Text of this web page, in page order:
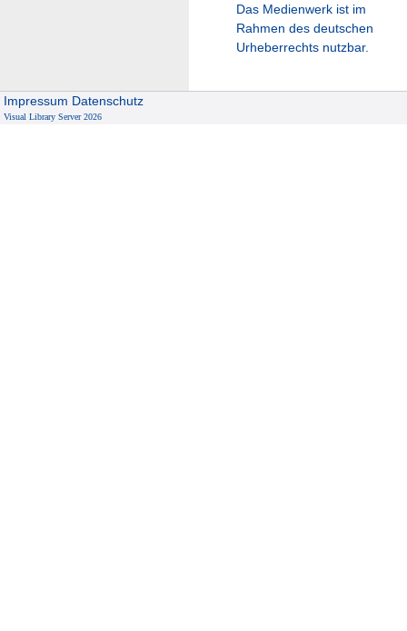
Das Medienwerk ist im
Rahmen des deutschen
Urheberrechts nutzbar.
Impressum Datenschutz
Visual Library Server 2026